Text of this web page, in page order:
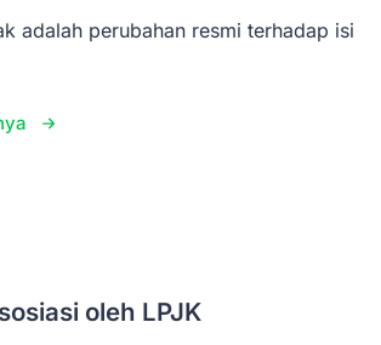
adalah perubahan resmi terhadap isi
oleh LPJK